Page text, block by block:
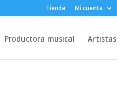
Tienda Mi cuenta
Productora musical Artistas